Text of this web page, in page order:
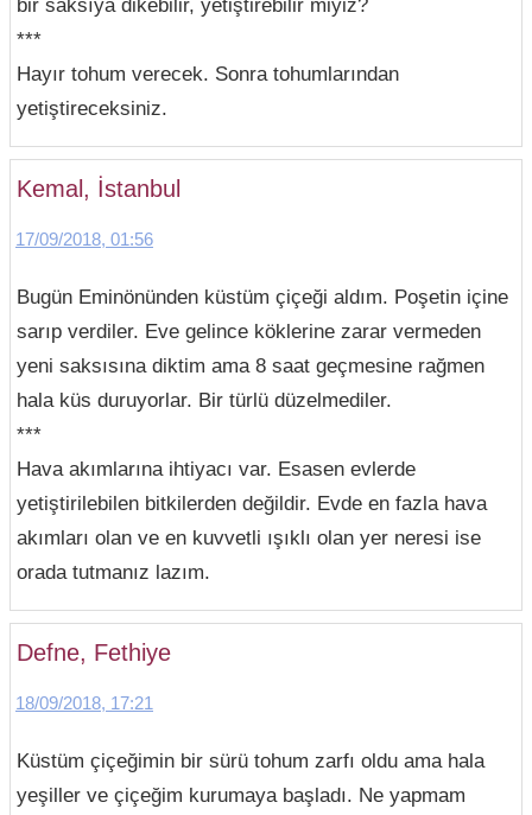
***
Hayır tohum verecek. Sonra tohumlarından
yetiştireceksiniz.
Kemal, İstanbul
17/09/2018, 01:56
Bugün Eminönünden küstüm çiçeği aldım. Poşetin içine
sarıp verdiler. Eve gelince köklerine zarar vermeden
yeni saksısına diktim ama 8 saat geçmesine rağmen
hala küs duruyorlar. Bir türlü düzelmediler.
***
Hava akımlarına ihtiyacı var. Esasen evlerde
yetiştirilebilen bitkilerden değildir. Evde en fazla hava
akımları olan ve en kuvvetli ışıklı olan yer neresi ise
orada tutmanız lazım.
Defne, Fethiye
18/09/2018, 17:21
Küstüm çiçeğimin bir sürü tohum zarfı oldu ama hala
yeşiller ve çiçeğim kurumaya başladı. Ne yapmam